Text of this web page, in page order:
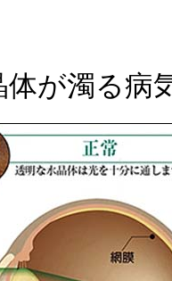
が濁る病